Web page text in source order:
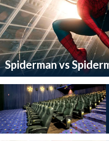
Spiderman vs